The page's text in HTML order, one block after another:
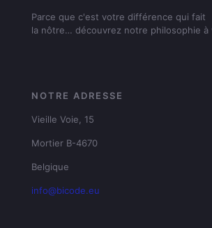
Parce que c'est votre différence qui fait
la nôtre… découvrez notre philosophie à
NOTRE ADRESSE
Vieille Voie, 15
Mortier B-4670
Belgique
info@bicode.eu